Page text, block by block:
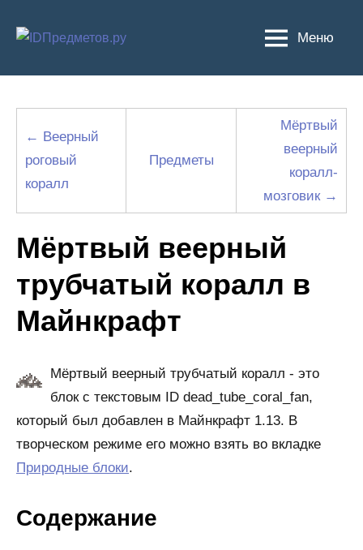
Меню
← Веерный
роговый
коралл
Предметы
Мёртвый
веерный
коралл-
мозговик →
Мёртвый веерный
трубчатый коралл в
Майнкрафт
Мёртвый веерный трубчатый коралл - это
блок с текстовым ID dead_tube_coral_fan,
который был добавлен в Майнкрафт 1.13. В
творческом режиме его можно взять во вкладке
Природные блоки.
Содержание